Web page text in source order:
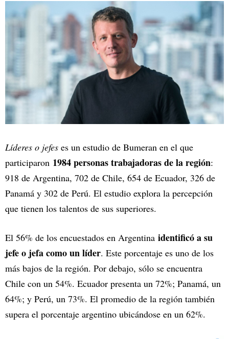
Líderes o jefes es un estudio de Bumeran en el que
participaron 1984 personas trabajadoras de la región:
918 de Argentina, 702 de Chile, 654 de Ecuador, 326 de
Panamá y 302 de Perú. El estudio explora la percepción
que tienen los talentos de sus superiores.
El 56% de los encuestados en Argentina identificó a su
jefe o jefa como un líder. Este porcentaje es uno de los
más bajos de la región. Por debajo, sólo se encuentra
Chile con un 54%. Ecuador presenta un 72%; Panamá, un
64%; y Perú, un 73%. El promedio de la región también
supera el porcentaje argentino ubicándose en un 62%.